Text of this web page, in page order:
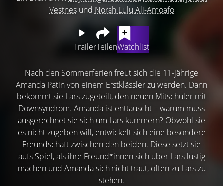
Vestnesund Norah Lulu Ali-Amoafo
TrailerTeilenWatchlist
Nach den Sommerferien freut sich die 11-jährige
Amanda Patin von einem Erstklässler zu werden. Dann
bekommt sie Lars zugeteilt, den neuen Mitschüler mit
Downsyndrom. Amanda ist enttäuscht – warum muss
ausgerechnet sie sich um Lars kümmern? Obwohl sie
es nicht zugeben will, entwickelt sich eine besondere
Freundschaft zwischen den beiden. Diese setzt sie
aufs Spiel, als ihre Freund*innen sich über Lars lustig
machen und Amanda sich nicht traut, offen zu Lars zu
stehen.